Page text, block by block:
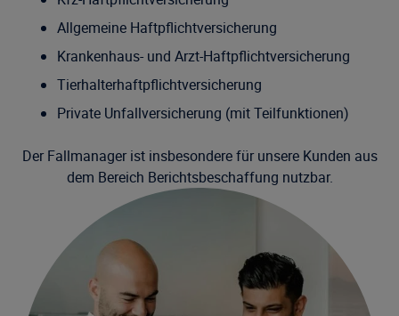
Allgemeine Haftpflichtversicherung
Krankenhaus- und Arzt-Haftpflichtversicherung
Tierhalterhaftpflichtversicherung
Private Unfallversicherung (mit Teilfunktionen)
Der Fallmanager ist insbesondere für unsere Kunden aus
dem Bereich Berichtsbeschaffung nutzbar.